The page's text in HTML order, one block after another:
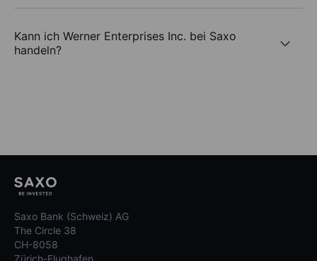
Kann ich Werner Enterprises Inc. bei Saxo
handeln?
Saxo Bank (Schweiz) AG
The Circle 38
CH-8058